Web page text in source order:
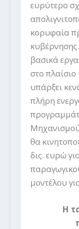
ευρύτερο
κορυφαία
βασικά
στο
υπάρξει
πλήρη
θα
δις. ευρώ
μοντέλου
Η